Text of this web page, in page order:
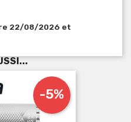
22/08/2026 et
-5%